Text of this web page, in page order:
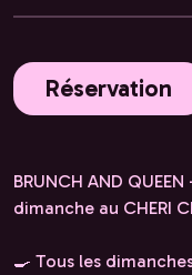
Réservation
BRUNCH AND
dimanche au CHERI
🍳 Tous les